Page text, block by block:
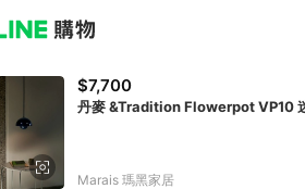
$7,700
丹麥 &Tradition Flowerpot VP10
Marais 瑪黑家居